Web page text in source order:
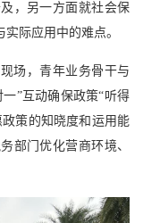
，另一方面就社会保
际应用中的难点。
场，青年业务骨干与
”互动确保政策“听得
策的知晓度和运用能
部门优化营商环境、